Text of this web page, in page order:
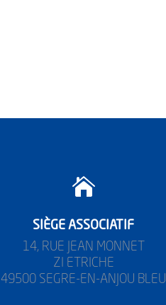

SIÈGE ASSOCIATIF
14, RUE JEAN MONNET
ZI ETRICHE
49500 SEGRE-EN-ANJOU BLEU